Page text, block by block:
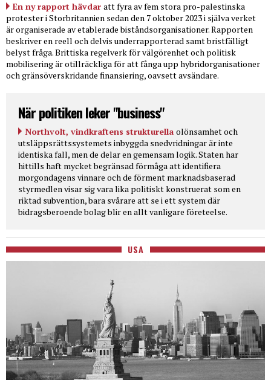
En ny rapport hävdar att fyra av fem stora pro-palestinska
protester i Storbritannien sedan den 7 oktober 2023 i själva verket
är organiserade av etablerade biståndsorganisationer. Rapporten
beskriver en reell och delvis underrapporterad samt bristfälligt
belyst fråga. Brittiska regelverk för välgörenhet och politisk
mobilisering är otillräckliga för att fånga upp hybridorganisationer
och gränsöverskridande finansiering, oavsett avsändare.
När politiken leker "business"
Northvolt, vindkraftens strukturella olönsamhet och
utsläppsrättssystemets inbyggda snedvridningar är inte
identiska fall, men de delar en gemensam logik. Staten har
hittills haft mycket begränsad förmåga att identifiera
morgondagens vinnare och de förment marknadsbaserad
styrmedlen visar sig vara lika politiskt konstruerat som en
riktad subvention, bara svårare att se i ett system där
bidragsberoende bolag blir en allt vanligare företeelse.
USA